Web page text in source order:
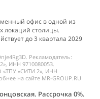
офис в одной из
локаций столицы.
до 3 квартала 2029
Рекламодатель:
ИНН 9710080053.
«СИТИ 2», ИНН
на сайте MR-GROUP.RU
Рассрочка 0%.